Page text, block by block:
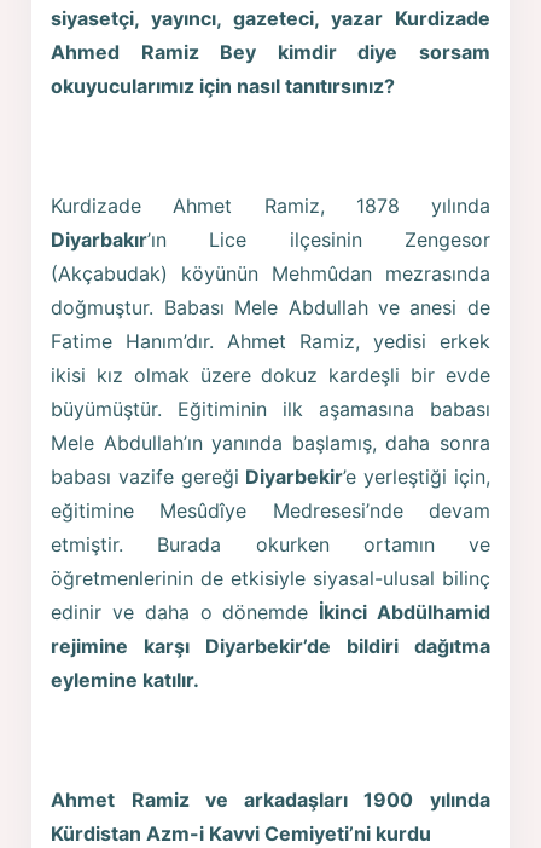
siyasetçi, yayıncı, gazeteci, yazar Kurdizade
Ahmed Ramiz Bey kimdir diye sorsam
okuyucularımız için nasıl tanıtırsınız?
Kurdizade Ahmet Ramiz, 1878 yılında
Diyarbakır’ın Lice ilçesinin Zengesor
(Akçabudak) köyünün Mehmûdan mezrasında
doğmuştur. Babası Mele Abdullah ve anesi de
Fatime Hanım’dır. Ahmet Ramiz, yedisi erkek
ikisi kız olmak üzere dokuz kardeşli bir evde
büyümüştür. Eğitiminin ilk aşamasına babası
Mele Abdullah’ın yanında başlamış, daha sonra
babası vazife gereği Diyarbekir’e yerleştiği için,
eğitimine Mesûdîye Medresesi’nde devam
etmiştir. Burada okurken ortamın ve
öğretmenlerinin de etkisiyle siyasal-ulusal bilinç
edinir ve daha o dönemde İkinci Abdülhamid
rejimine karşı Diyarbekir’de bildiri dağıtma
eylemine katılır.
Ahmet Ramiz ve arkadaşları 1900 yılında
Kürdistan Azm-i Kavvi Cemiyeti’ni kurdu